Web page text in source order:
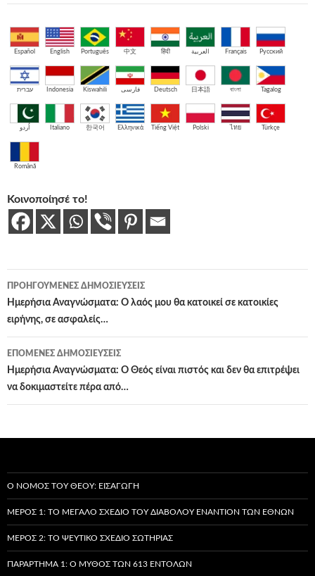
Español English Português 中文 हिंदी العربية Français Русский
עברית Indonesia Kiswahili فارسی Deutsch 日本語 বাংলা Tagalog
اُردو Italiano 한국어 Ελληνικά Tiếng Việt Polski ไทย Türkçe
Română
Κοινοποίησέ το!
Πλοήγηση
άρθρων
ΠΡΟΗΓΟΎΜΕΝΕΣ ΔΗΜΟΣΙΕΎΣΕΙΣ
Ημερήσια Αναγνώσματα: Ο λαός μου θα κατοικεί σε κατοικίες
ειρήνης, σε ασφαλείς…
ΕΠΌΜΕΝΕΣ ΔΗΜΟΣΙΕΎΣΕΙΣ
Ημερήσια Αναγνώσματα: Ο Θεός είναι πιστός και δεν θα επιτρέψει
να δοκιμαστείτε πέρα από…
Ο ΝΌΜΟΣ ΤΟΥ ΘΕΟΎ: ΕΙΣΑΓΩΓΉ
ΜΈΡΟΣ 1: ΤΟ ΜΕΓΆΛΟ ΣΧΈΔΙΟ ΤΟΥ ΔΙΑΒΌΛΟΥ ΕΝΑΝΤΊΟΝ ΤΩΝ ΕΘΝΏΝ
ΜΈΡΟΣ 2: ΤΟ ΨΕΎΤΙΚΟ ΣΧΈΔΙΟ ΣΩΤΗΡΊΑΣ
ΠΑΡΆΡΤΗΜΑ 1: Ο ΜΎΘΟΣ ΤΩΝ 613 ΕΝΤΟΛΏΝ